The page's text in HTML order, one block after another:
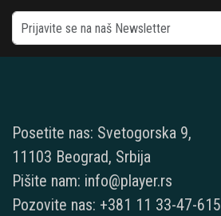
Posetite nas: Svetogorska 9,
11103 Beograd, Srbija
Pišite nam: info@player.rs
Pozovite nas: +381 11 33-47-615